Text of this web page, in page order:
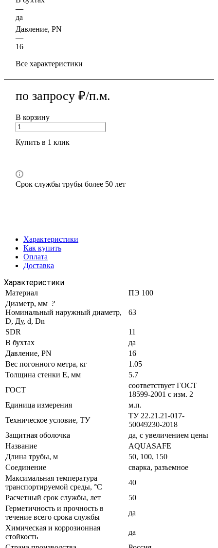
—
да
Давление, PN
—
16
Все характеристики
по запросу ₽/п.м.
В корзину
Купить в 1 клик
Срок службы трубы более 50 лет
Характеристики
Как купить
Оплата
Доставка
Характеристики
Материал
ПЭ 100
Диаметр, мм ?
Номинальный наружный диаметр,
D, Ду, d, Dn
63
SDR
11
В бухтах
да
Давление, PN
16
Вес погонного метра, кг
1.05
Толщина стенки E, мм
5.7
ГОСТ
соответствует ГОСТ
18599-2001 с изм. 2
Единица измерения
м.п.
Техническое условие, ТУ
ТУ 22.21.21-017-
50049230-2018
Защитная оболочка
да, с увеличением цены
Название
AQUASAFE
Длина трубы, м
50, 100, 150
Соединение
сварка, разъемное
Максимальная температура
транспортируемой среды, °С
40
Расчетный срок службы, лет
50
Герметичность и прочность в
течение всего срока службы
да
Химическая и коррозионная
стойкость
да